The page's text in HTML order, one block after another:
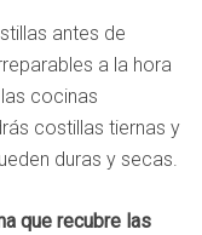
antes de
a la hora
cocinas
costillas tiernas y
duras y secas.
que recubre las